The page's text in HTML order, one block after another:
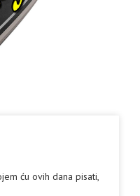
ću ovih dana pisati,